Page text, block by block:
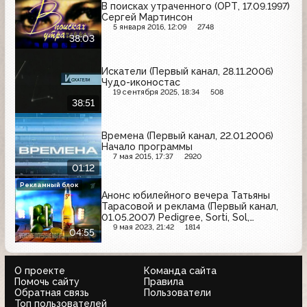
38:03
В поисках утраченного (ОРТ, 17.09.1997)
Сергей Мартинсон
5 января 2016, 12:09 2748
38:51
Искатели (Первый канал, 28.11.2006)
Чудо-иконостас
19 сентября 2025, 18:34 508
01:12
Времена (Первый канал, 22.01.2006)
Начало программы
7 мая 2015, 17:37 2920
04:55
Анонс юбилейного вечера Татьяны
Тарасовой и реклама (Первый канал,
01.05.2007) Pedigree, Sorti, Sol,
Газпром, Махеевъ, Johnson's, Три
9 мая 2023, 21:42 1814
Рекламный блок
О проекте
Команда сайта
Помочь сайту
Правила
Обратная связь
Пользователи
Топ пользователей